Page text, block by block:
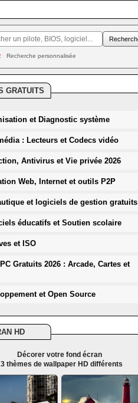
Recherche personnalisée
GRATUITS
et Diagnostic système
: Lecteurs et Codecs vidéo
Antivirus et Vie privée 2026
Web, Internet et outils P2P
et logiciels de gestion gratuits
éducatifs et Soutien scolaire
et ISO
Gratuits 2026 : Arcade, Cartes et
et Open Source
HD
Décorer votre fond écran
thèmes de wallpaper HD différents